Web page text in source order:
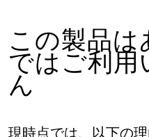
この製品
ではご利用
ん
現時点では、以下の